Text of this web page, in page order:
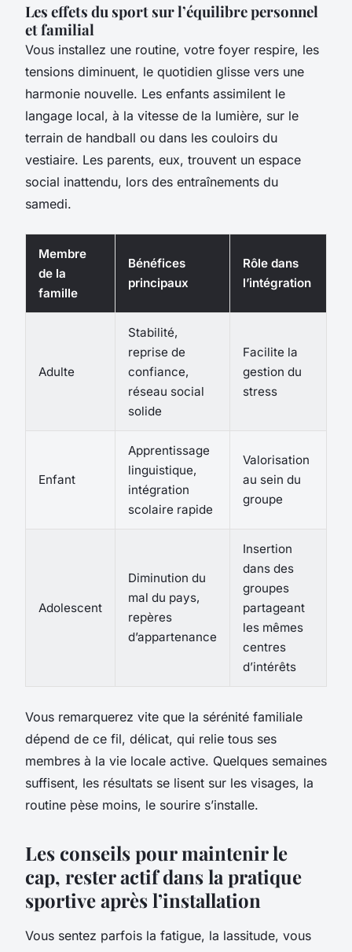
Les effets du sport sur l’équilibre personnel
et familial
Vous installez une routine, votre foyer respire, les
tensions diminuent, le quotidien glisse vers une
harmonie nouvelle. Les enfants assimilent le
langage local, à la vitesse de la lumière, sur le
terrain de handball ou dans les couloirs du
vestiaire. Les parents, eux, trouvent un espace
social inattendu, lors des entraînements du
samedi.
Membre
de la
famille
Bénéfices
principaux
Rôle dans
l’intégration
Adulte
Stabilité,
reprise de
confiance,
réseau social
solide
Facilite la
gestion du
stress
Enfant
Apprentissage
linguistique,
intégration
scolaire rapide
Valorisation
au sein du
groupe
Adolescent
Diminution du
mal du pays,
repères
d’appartenance
Insertion
dans des
groupes
partageant
les mêmes
centres
d’intérêts
Vous remarquerez vite que la sérénité familiale
dépend de ce fil, délicat, qui relie tous ses
membres à la vie locale active. Quelques semaines
suffisent, les résultats se lisent sur les visages, la
routine pèse moins, le sourire s’installe.
Les conseils pour maintenir le
cap, rester actif dans la pratique
sportive après l’installation
Vous sentez parfois la fatigue, la lassitude, vous